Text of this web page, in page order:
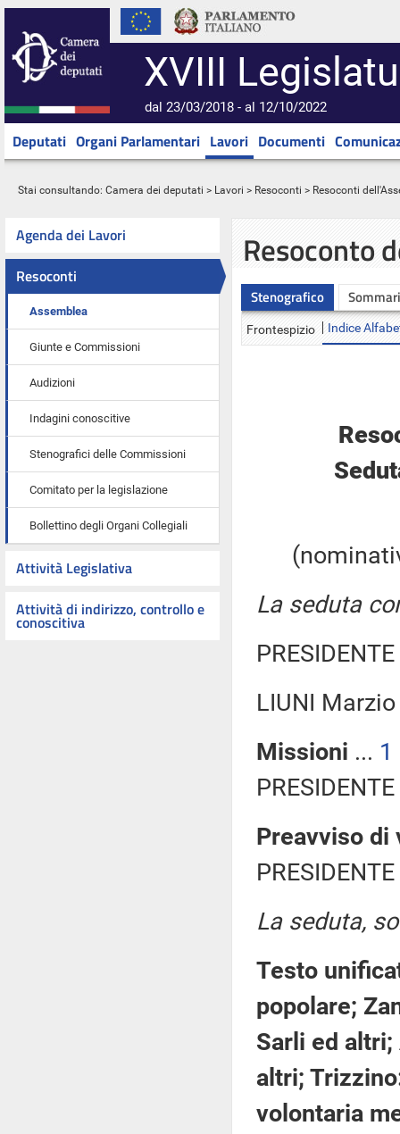
XVIII
dal 23/03/2018 - al 12/10/2022
Deputati Organi Parlamentari Lavori Documenti
Stai consultando: Camera dei deputati > Lavori > Resoconti > Resoconti
Agenda dei Lavori
Resoconti
Assemblea
Giunte e Commissioni
Audizioni
Indagini conoscitive
Stenografici delle Commissioni
Comitato per la legislazione
Bollettino degli Organi Collegiali
Attività Legislativa
Attività di indirizzo, controllo e
conoscitiva
Resoconto
Stenografico
Frontespizio Indice
La seduta
LIUNI
Missioni ... 1
Preavviso di
La seduta,
Testo
popolare;
Sarli ed
altri;
volontaria